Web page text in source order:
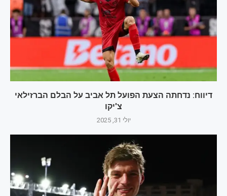
דיווח: נדחתה הצעת הפועל תל אביב על הבלם הברזילאי
צ'יקו
יולי 31, 2025